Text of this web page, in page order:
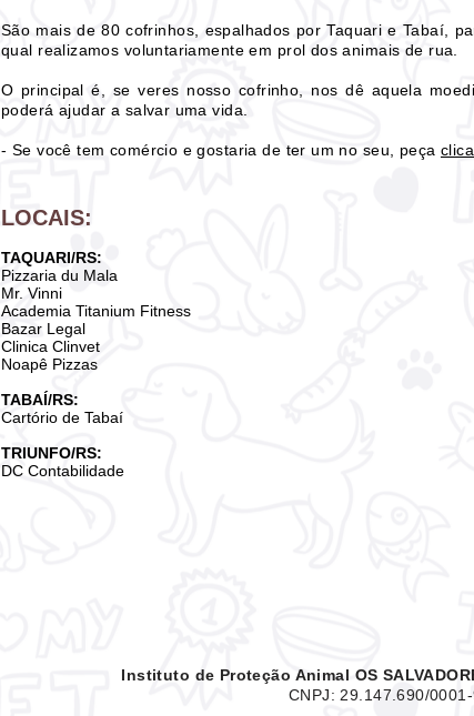
São mais de 80 cofrinhos, espalhados por Taquari e Tabaí,
qual realizamos voluntariamente em prol dos animais de rua.
O principal é, se veres nosso cofrinho, nos dê aquela
poderá ajudar a salvar uma vida.
- Se você tem comércio e gostaria de ter um no seu, peça
LOCAIS:
TAQUARI/RS:
Pizzaria du Mala
Mr. Vinni
Academia Titanium Fitness
Bazar Legal
Clinica Clinvet
Noapê Pizzas
TABAÍ/RS:
Cartório de Tabaí
TRIUNFO/RS:
DC Contabilidade
Instituto de Proteção Animal OS
CNPJ: 29.147.690/